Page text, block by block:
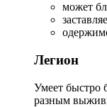
может
Легион
Умеет быстро
разным